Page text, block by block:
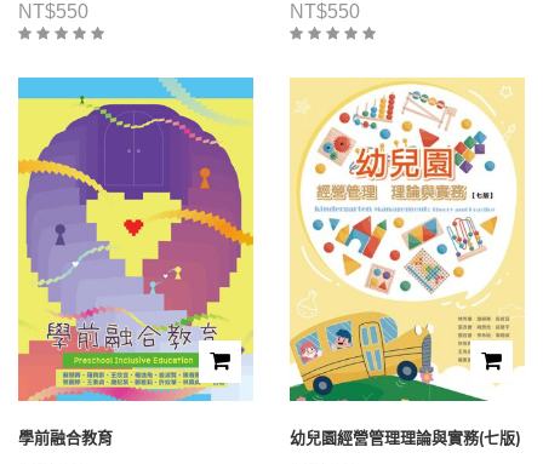
NT$550 NT$550
學前融合教育 幼兒園經營管理理論與實務(七版)